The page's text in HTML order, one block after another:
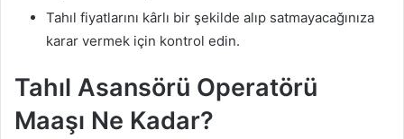
Tahıl fiyatlarını kârlı bir şekilde alıp satmayacağınıza
karar vermek için kontrol edin.
Tahıl Asansörü Operatörü
Maaşı Ne Kadar?